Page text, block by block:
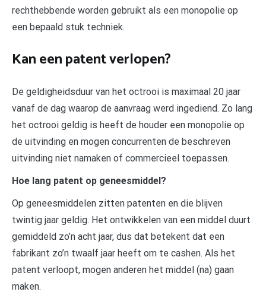
rechthebbende worden gebruikt als een monopolie op
een bepaald stuk techniek.
Kan een patent verlopen?
De geldigheidsduur van het octrooi is maximaal 20 jaar
vanaf de dag waarop de aanvraag werd ingediend. Zo lang
het octrooi geldig is heeft de houder een monopolie op
de uitvinding en mogen concurrenten de beschreven
uitvinding niet namaken of commercieel toepassen.
Hoe lang patent op geneesmiddel?
Op geneesmiddelen zitten patenten en die blijven
twintig jaar geldig. Het ontwikkelen van een middel duurt
gemiddeld zo’n acht jaar, dus dat betekent dat een
fabrikant zo’n twaalf jaar heeft om te cashen. Als het
patent verloopt, mogen anderen het middel (na) gaan
maken.